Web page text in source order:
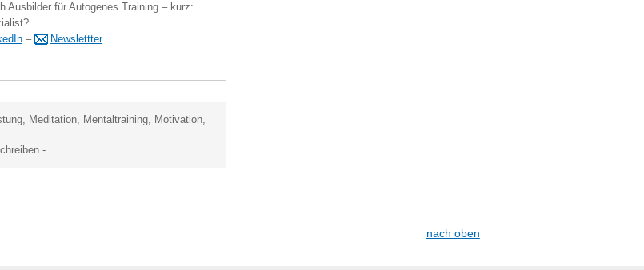
Ausbilder für Autogenes Training – kurz:
– Newslettter
, Meditation, Mentaltraining, Motivation,
-
nach oben